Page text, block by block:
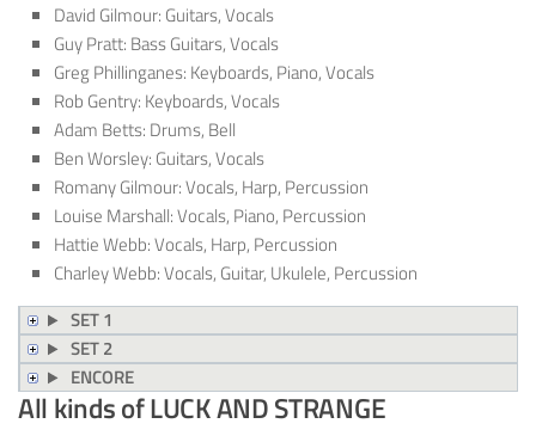
David Gilmour: Guitars, Vocals
Guy Pratt: Bass Guitars, Vocals
Greg Phillinganes: Keyboards, Piano, Vocals
Rob Gentry: Keyboards, Vocals
Adam Betts: Drums, Bell
Ben Worsley: Guitars, Vocals
Romany Gilmour: Vocals, Harp, Percussion
Louise Marshall: Vocals, Piano, Percussion
Hattie Webb: Vocals, Harp, Percussion
Charley Webb: Vocals, Guitar, Ukulele, Percussion
SET 1
SET 2
ENCORE
All kinds of LUCK AND STRANGE